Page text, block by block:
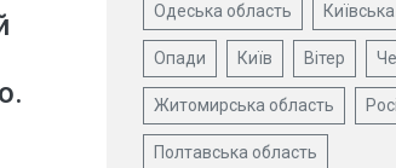
Одеська область
Опади Київ Вітер
Житомирська область
Полтавська область